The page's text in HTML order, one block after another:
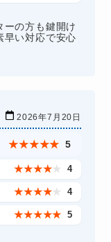
ーの方も鍵開け
早い対応で安心
2026年7月20日
★★★★★ 5
★★★★★ 4
★★★★★ 4
★★★★★ 5